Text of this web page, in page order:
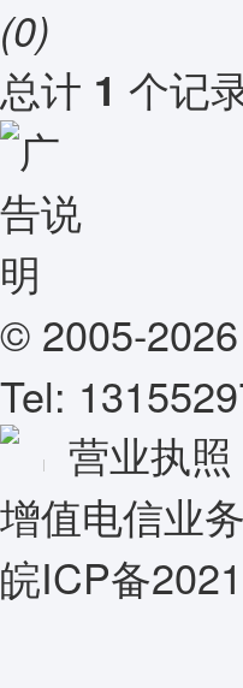
(0)
总计 1 个记
© 2005-
Tel:
营业执照
增值电信业
皖ICP备